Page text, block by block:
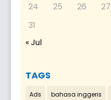
24
25 26 27
31
« Jul
TAGS
Ads bahasa inggeris